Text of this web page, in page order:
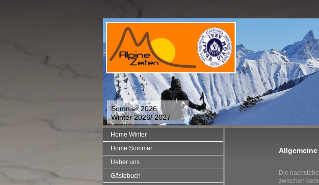
Sommer 2026
Winter 2026/ 2027
Home Winter
Home Sommer
Ueber uns
Gästebuch
Die
zwischen